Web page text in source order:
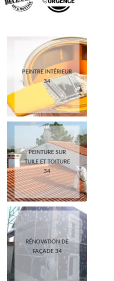
PEINTRE INTÉRIEUR
34
PEINTURE SUR
TUILE ET TOITURE
34
RÉNOVATION DE
FAÇADE 34